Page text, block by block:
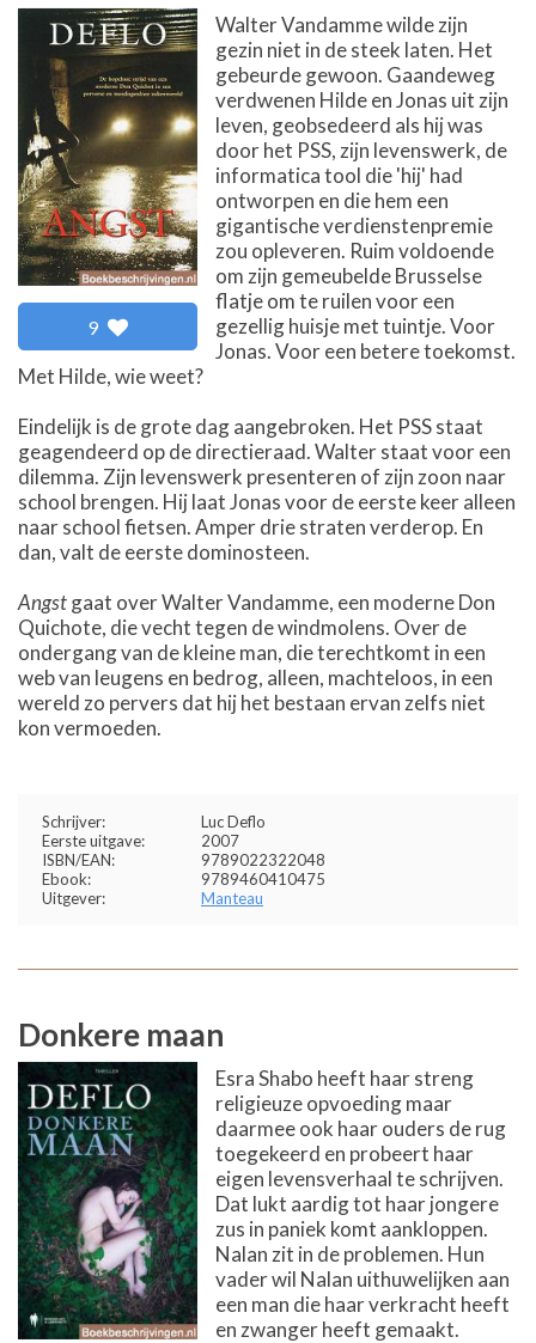
9
Walter Vandamme wilde zijn
gezin niet in de steek laten. Het
gebeurde gewoon. Gaandeweg
verdwenen Hilde en Jonas uit zijn
leven, geobsedeerd als hij was
door het PSS, zijn levenswerk, de
informatica tool die 'hij' had
ontworpen en die hem een
gigantische verdienstenpremie
zou opleveren. Ruim voldoende
om zijn gemeubelde Brusselse
flatje om te ruilen voor een
gezellig huisje met tuintje. Voor
Jonas. Voor een betere toekomst.
Met Hilde, wie weet?
Eindelijk is de grote dag aangebroken. Het PSS staat
geagendeerd op de directieraad. Walter staat voor een
dilemma. Zijn levenswerk presenteren of zijn zoon naar
school brengen. Hij laat Jonas voor de eerste keer alleen
naar school fietsen. Amper drie straten verderop. En
dan, valt de eerste dominosteen.
Angstgaat over Walter Vandamme, een moderne Don
Quichote, die vecht tegen de windmolens. Over de
ondergang van de kleine man, die terechtkomt in een
web van leugens en bedrog, alleen, machteloos, in een
wereld zo pervers dat hij het bestaan ervan zelfs niet
kon vermoeden.
Schrijver:
Luc Deflo
Eerste uitgave:
2007
ISBN/EAN:
9789022322048
Ebook:
9789460410475
Uitgever:
Manteau
Donkere maan
Esra Shabo heeft haar streng
religieuze opvoeding maar
daarmee ook haar ouders de rug
toegekeerd en probeert haar
eigen levensverhaal te schrijven.
Dat lukt aardig tot haar jongere
zus in paniek komt aankloppen.
Nalan zit in de problemen. Hun
vader wil Nalan uithuwelijken aan
een man die haar verkracht heeft
en zwanger heeft gemaakt.